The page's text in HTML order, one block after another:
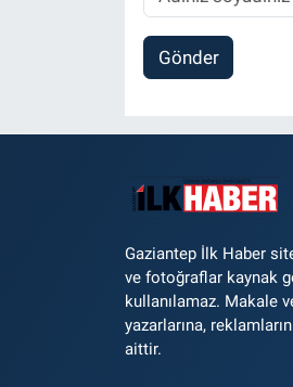
Gönder
Gaziantep İlk Haber
ve fotoğraflar kaynak
kullanılamaz. Makale
yazarlarına,
aittir.